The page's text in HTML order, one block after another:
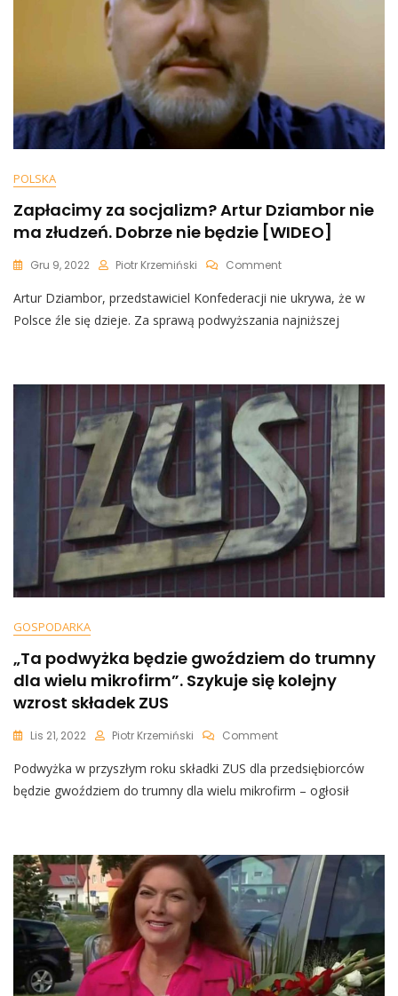
POLSKA
Zapłacimy za socjalizm? Artur Dziambor nie
ma złudzeń. Dobrze nie będzie [WIDEO]
Gru 9, 2022 Piotr Krzemiński CommentOn
Za
Socjalizm?
Artur
Ma
Złudzeń.
Dobrze
Nie
Będzie
[WIDEO]
Artur Dziambor, przedstawiciel Konfederacji nie ukrywa, że w
Polsce źle się dzieje. Za sprawą podwyższania najniższej
GOSPODARKA
„Ta podwyżka będzie gwoździem do trumny
dla wielu mikrofirm”. Szykuje się kolejny
wzrost składek ZUS
Lis 21, 2022 Piotr Krzemiński CommentOn
Podwyżka
Będzie
Gwoździem
Dla
Wielu
Mikrofirm”.
Szykuje
Się
Kolejny
Wzrost
Składek
ZUS
Podwyżka w przyszłym roku składki ZUS dla przedsiębiorców
będzie gwoździem do trumny dla wielu mikrofirm – ogłosił